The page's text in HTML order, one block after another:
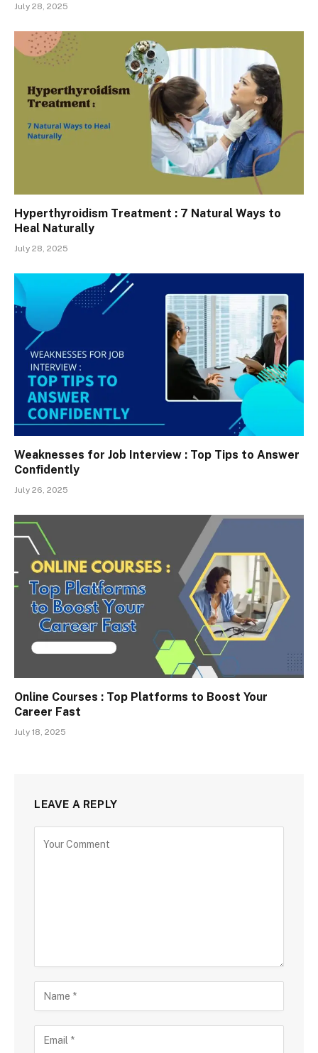
July 28, 2025
Hyperthyroidism Treatment : 7 Natural Ways to
Heal Naturally
July 28, 2025
Weaknesses for Job Interview : Top Tips to Answer
Confidently
July 26, 2025
Online Courses : Top Platforms to Boost Your
Career Fast
July 18, 2025
LEAVE A REPLY